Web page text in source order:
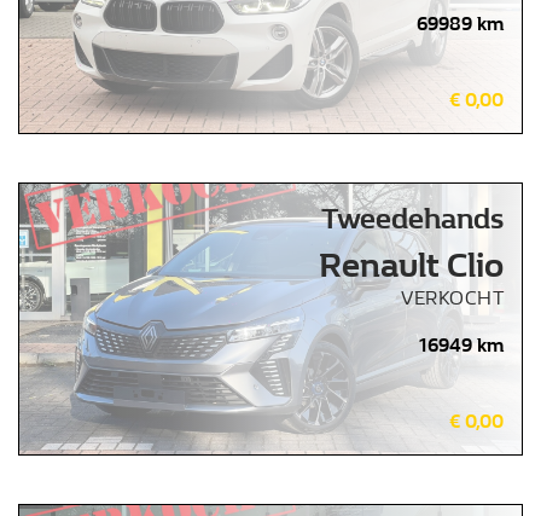
69989 km
€ 0,00
Tweedehands
Renault Clio
VERKOCHT
16949 km
€ 0,00